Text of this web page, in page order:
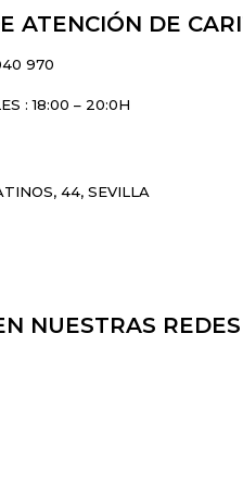
ATENCIÓN DE
970
: 18:00 – 20:0H
44, SEVILLA
NUESTRAS